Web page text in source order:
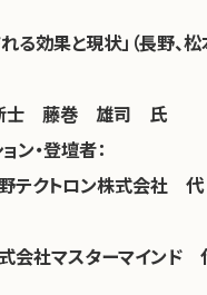
果と現状」（長野、松
藤巻 雄司 氏
登壇者：
ロン株式会社 代
マインド